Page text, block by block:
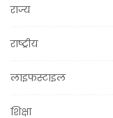
राज्य
राष्ट्रीय
लाइफस्टाइल
शिक्षा